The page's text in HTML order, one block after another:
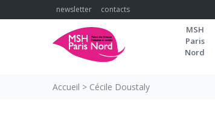
to
newsletter contacts
MSH
Paris
Nord
Accueil > Cécile Doustaly